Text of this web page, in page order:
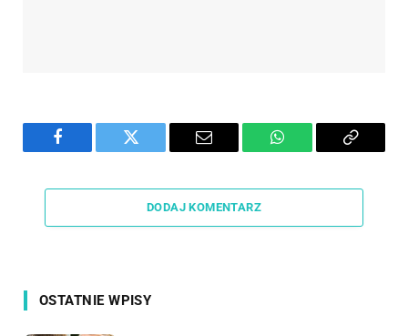
Facebook Twitter Email WhatsAppCopy
DODAJ KOMENTARZ
OSTATNIE WPISY